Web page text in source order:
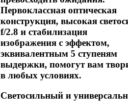
Первоклассная оптическая
конструкция, высокая
f/2.8 и стабилизация
изображения с эффектом,
эквивалентным 5 ступеням
выдержки, помогут вам
в любых условиях.
Светосильный и